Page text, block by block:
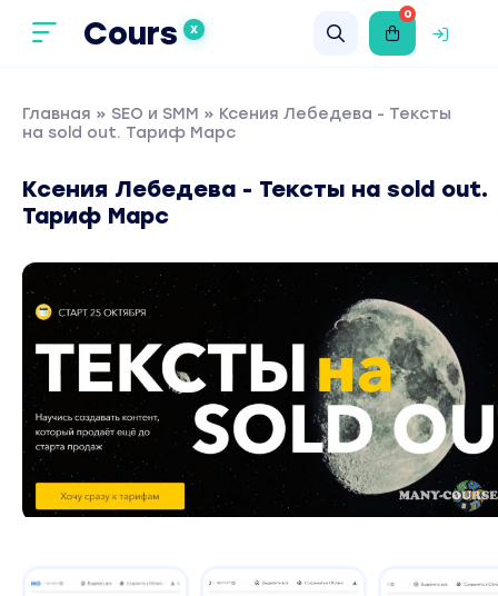
Cours X
0
Главная » SEO и SMM » Ксения Лебедева - Тексты
на sold out. Тариф Марс
Ксения Лебедева - Тексты на sold out.
Тариф Марс